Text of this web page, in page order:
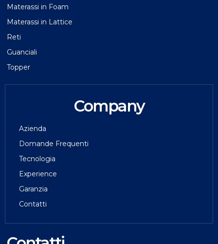
Materassi in Foam
Materassi in Lattice
Reti
Guanciali
Topper
Company
Azienda
Domande Frequenti
Tecnologia
Experience
Garanzia
Contatti